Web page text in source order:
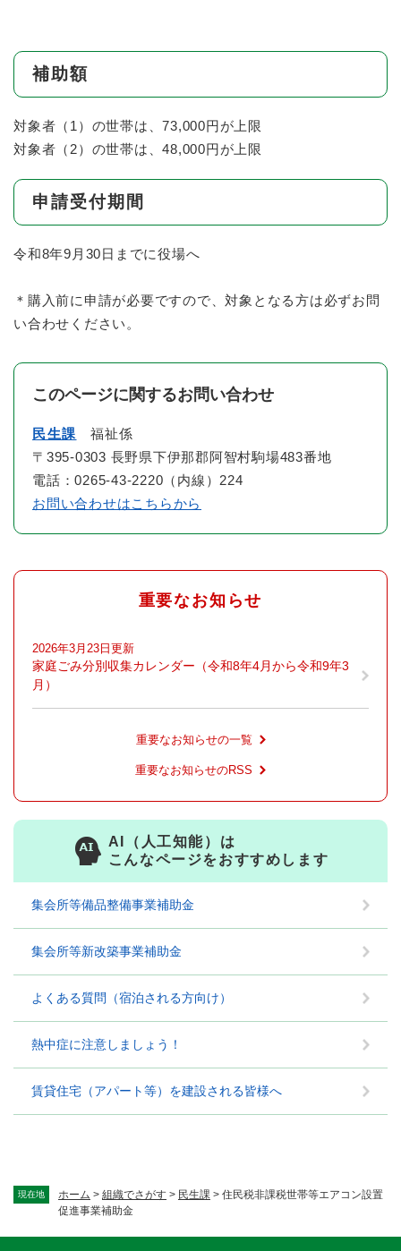
現在地 ホーム > 組織でさがす > 民生課 > 住民税非課税世帯等エアコン設置
促進事業補助金
補助額
対象者（1）の世帯は、73,000円が上限
対象者（2）の世帯は、48,000円が上限
申請受付期間
令和8年9月30日までに役場へ
＊購入前に申請が必要ですので、対象となる方は必ずお問
い合わせください。
このページに関するお問い合わせ
民生課 福祉係
〒395-0303 長野県下伊那郡阿智村駒場483番地
電話：0265-43-2220（内線）224
お問い合わせはこちらから
重要なお知らせ
2026年3月23日更新
家庭ごみ分別収集カレンダー（令和8年4月から令和9年3
月）
重要なお知らせの一覧
重要なお知らせのRSS
AI（人工知能）は
こんなページをおすすめします
集会所等備品整備事業補助金
集会所等新改築事業補助金
よくある質問（宿泊される方向け）
熱中症に注意しましょう！
賃貸住宅（アパート等）を建設される皆様へ